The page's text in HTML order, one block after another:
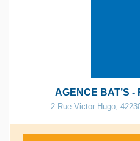
AGENCE BAT’S
2 Rue Victor Hugo,